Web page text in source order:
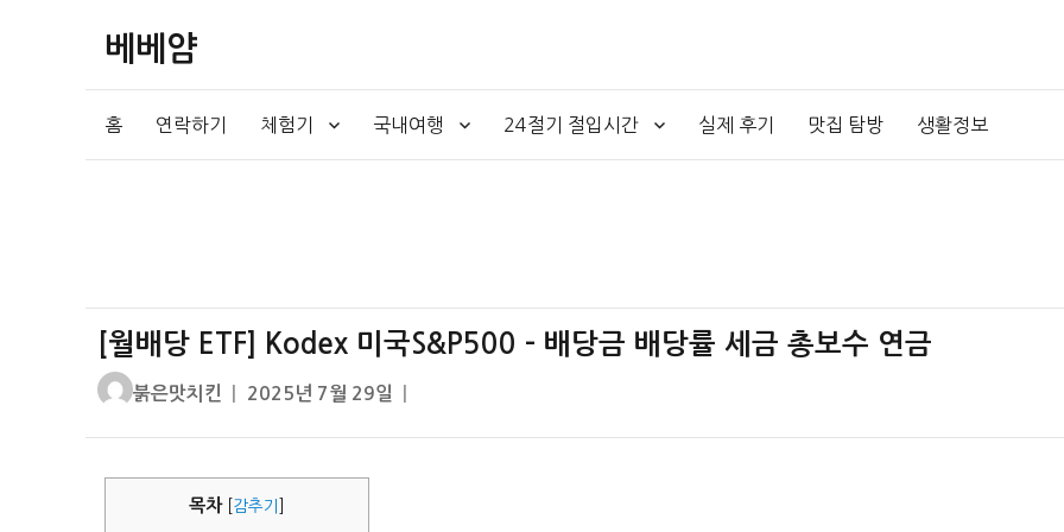
베베얌
홈 연락하기 체험기 국내여행 24절기 절입시간 실제 후기 맛집 탐방 생활정보
[월배당 ETF] Kodex 미국S&P500 – 배당금 배당률 세금 총보수 연금
글
붉은맛치킨
작
자
2025년 7월 29일
목차 감추기